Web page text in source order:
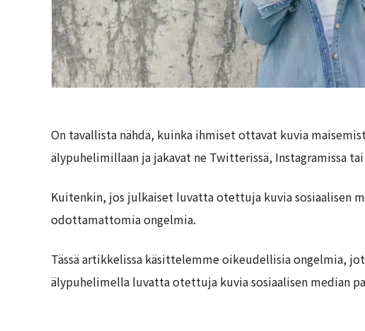
On tavallista nähdä, kuinka ihmiset ottavat kuvia
älypuhelimillaan ja jakavat ne Twitterissä, Instagramissa
Kuitenkin, jos julkaiset luvatta otettuja kuvia sosiaalisen
odottamattomia ongelmia.
Tässä artikkelissa käsittelemme oikeudellisia ongelmia,
älypuhelimella luvatta otettuja kuvia sosiaalisen median